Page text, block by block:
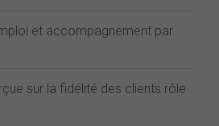
et accompagnement par
sur la fidélité des clients rôle